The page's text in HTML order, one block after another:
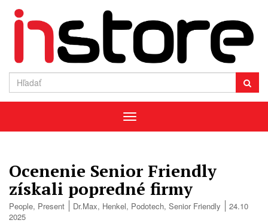
Menu
Ocenenie Senior Friendly
získali popredné firmy
People, Present Dr.Max, Henkel, Podotech, Senior Friendly
24.10
2025